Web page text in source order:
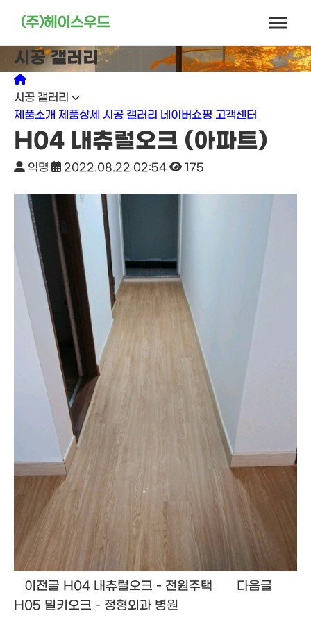
(주)헤이스우드
시공 갤러리
시공 갤러리
제품소개 제품상세 시공 갤러리 네이버쇼핑 고객센터
H04 내츄럴오크 (아파트)
익명 2022.08.22 02:54 175
이전글 H04 내츄럴오크 - 전원주택
다음글
H05 밀키오크 - 정형외과 병원